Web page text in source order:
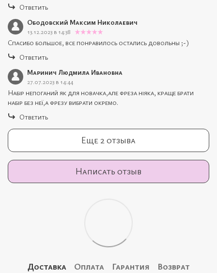
Ответить
Ободовский Максим Николаевич
13.12.2023 в 14:38
Спасибо большое, все понравилось остались довольны ;-)
Ответить
Маринич Людмила Ивановна
27.07.2023 в 14:44
Набір непоганий як для новачка,але фреза ніяка, краще брати
набір без неї,а фрезу вибрати окремо.
Ответить
Еще 2 отзыва
Написать отзыв
Доставка Оплата Гарантия Возврат